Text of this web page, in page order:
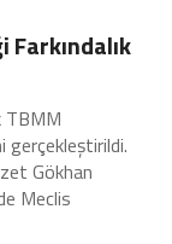
Farkındalık
TBMM
gerçekleştirildi.
Gökhan
Meclis